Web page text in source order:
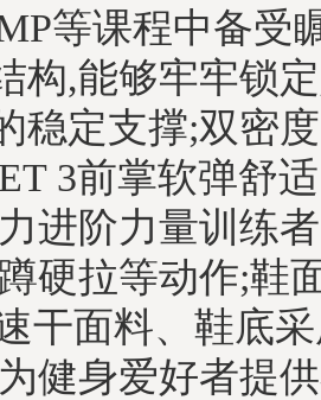
等课程中备
构,能够牢牢锁
稳定支撑;双密
3前掌软弹舒
进阶力量训练
硬拉等动作;鞋
干面料、鞋底
健身爱好者提